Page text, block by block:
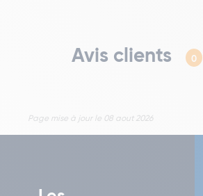
Avis clients 0
Page mise à jour le 08 aout 2026